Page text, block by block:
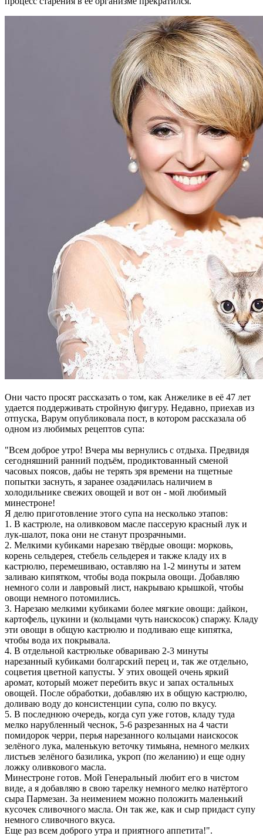
Они часто просят рассказать о том, как Анжелике в её 47 лет
удается поддерживать стройную фигуру. Недавно, приехав из
отпуска, Варум опубликовала пост, в котором рассказала об
одном из любимых рецептов супа:
"Всем доброе утро! Вчера мы вернулись с отдыха. Предвидя
сегодняшний ранний подъём, продиктованный сменой
часовых поясов, дабы не терять зря времени на тщетные
попытки заснуть, я заранее озадачилась наличием в
холодильнике свежих овощей и вот он - мой любимый
минестроне!
Я делю приготовление этого супа на несколько этапов:
1. В кастрюле, на оливковом масле пассерую красный лук и
лук-шалот, пока они не станут прозрачными.
2. Мелкими кубиками нарезаю твёрдые овощи: морковь,
корень сельдерея, стебель сельдерея и также кладу их в
кастрюлю, перемешиваю, оставляю на 1-2 минуты и затем
заливаю кипятком, чтобы вода покрыла овощи. Добавляю
немного соли и лавровый лист, накрываю крышкой, чтобы
овощи немного потомились.
3. Нарезаю мелкими кубиками более мягкие овощи: дайкон,
картофель, цукини и (кольцами чуть наискосок) спаржу. Кладу
эти овощи в общую кастрюлю и подливаю еще кипятка,
чтобы вода их покрывала.
4. В отдельной кастрюльке обвариваю 2-3 минуты
нарезанный кубиками болгарский перец и, так же отдельно,
соцветия цветной капусты. У этих овощей очень яркий
аромат, который может перебить вкус и запах остальных
овощей. После обработки, добавляю их в общую кастрюлю,
доливаю воду до консистенции супа, солю по вкусу.
5. В последнюю очередь, когда суп уже готов, кладу туда
мелко нарубленный чеснок, 5-6 разрезанных на 4 части
помидорок черри, перья нарезанного кольцами наискосок
зелёного лука, маленькую веточку тимьяна, немного мелких
листьев зелёного базилика, укроп (по желанию) и еще одну
ложку оливкового масла.
Минестроне готов. Мой Генеральный любит его в чистом
виде, а я добавляю в свою тарелку немного мелко натёртого
сыра Пармезан. За неимением можно положить маленький
кусочек сливочного масла. Он так же, как и сыр придаст супу
немного сливочного вкуса.
Еще раз всем доброго утра и приятного аппетита!".